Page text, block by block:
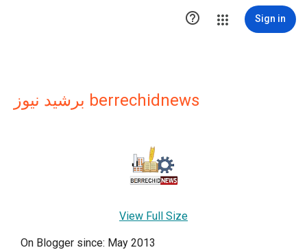
 Sign in
برشيد نيوز berrechidnews
View Full Size
On Blogger since: May 2013